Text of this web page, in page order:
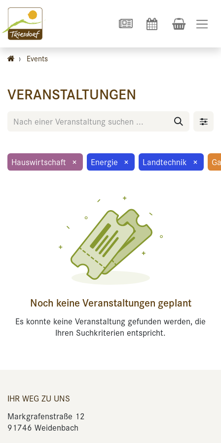
› Events
VERANSTALTUNGEN
Hauswirtschaft × Energie × Landtechnik ×
Noch keine Veranstaltungen geplant
Es konnte keine Veranstaltung gefunden werden, die
Ihren Suchkriterien entspricht.
IHR WEG ZU UNS
Markgrafenstraße 12
91746 Weidenbach